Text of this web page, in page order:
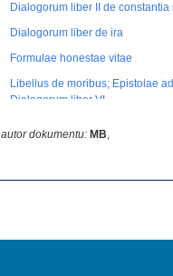
Dialogorum liber II de constantia
Dialogorum liber de ira
Formulae honestae vitae
Libellus de moribus; Epistolae
Dialogorum liber VI
autor dokumentu: MB,